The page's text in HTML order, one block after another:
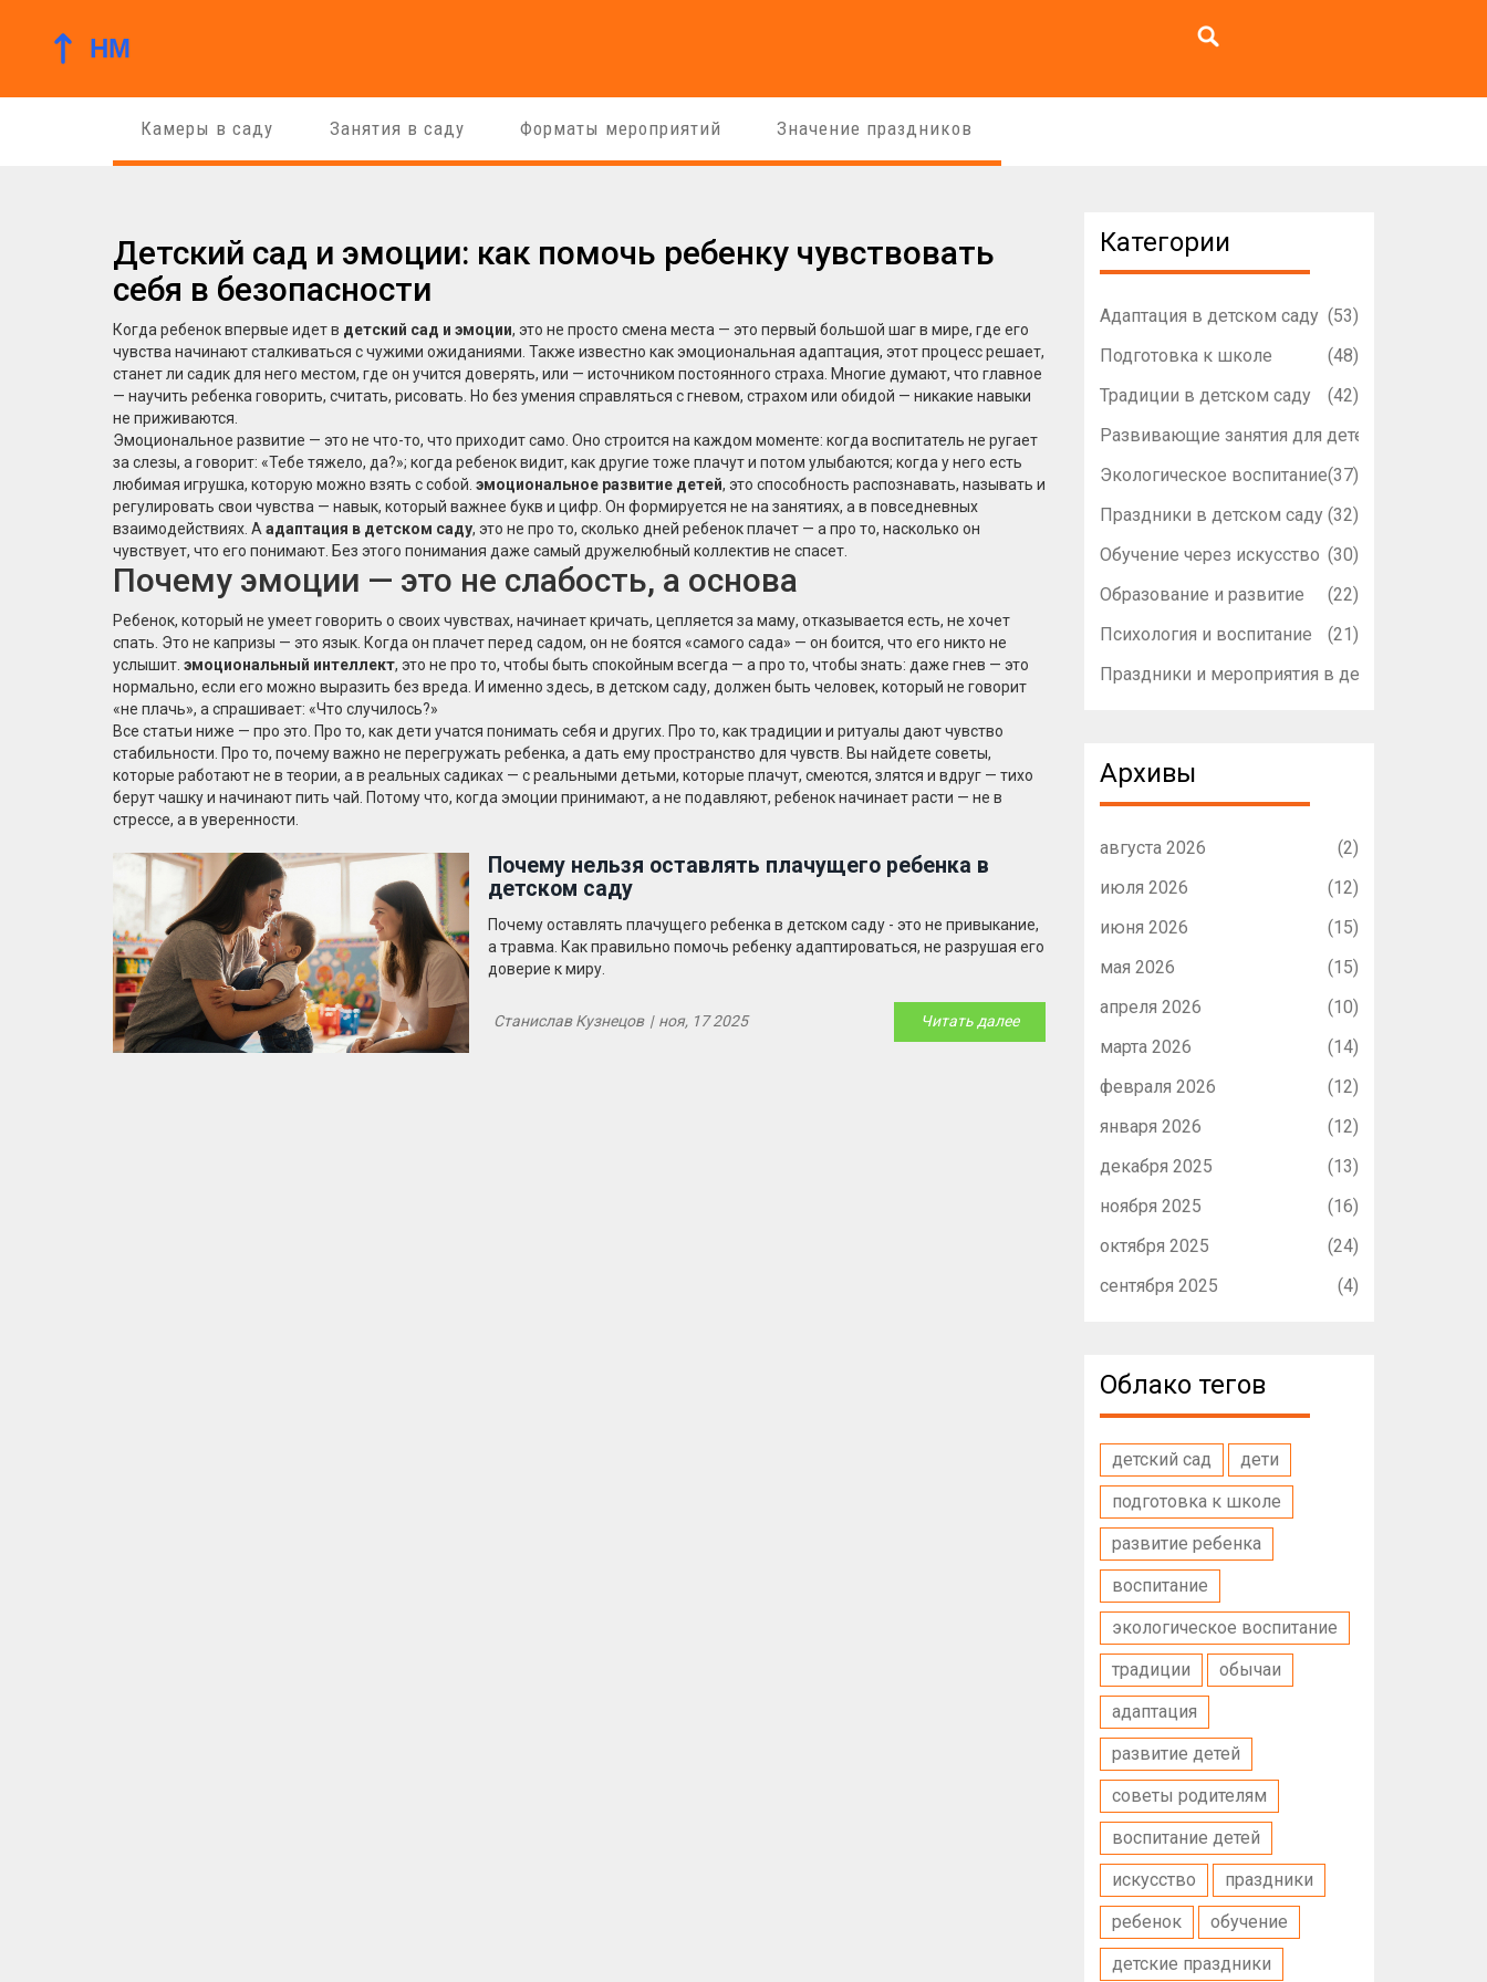
Камеры в саду Занятия в саду Форматы мероприятий Значение праздников
Детский сад и эмоции: как помочь ребенку чувствовать
себя в безопасности
Когда ребенок впервые идет в детский сад и эмоции, это не просто смена места — это первый большой шаг в мире, где его
чувства начинают сталкиваться с чужими ожиданиями . Также известно какэмоциональная адаптация, этот процесс решает,
станет ли садик для него местом, где он учится доверять, или — источником постоянного страха . Многие думают, что главное
— научить ребенка говорить, считать, рисовать. Но без умения справляться с гневом, страхом или обидой — никакие навыки
не приживаются.
Эмоциональное развитие — это не что-то, что приходит само. Оно строится на каждом моменте: когда воспитатель не ругает
за слезы, а говорит: «Тебе тяжело, да?»; когда ребенок видит, как другие тоже плачут и потом улыбаются; когда у него есть
любимая игрушка, которую можно взять с собой. эмоциональное развитие детей, это способность распознавать, называть и
регулировать свои чувства — навык, который важнее букв и цифр . Он формируется не на занятиях, а в повседневных
взаимодействиях . А адаптация в детском саду, это не про то, сколько дней ребенок плачет — а про то, насколько он
чувствует, что его понимают . Без этого понимания даже самый дружелюбный коллектив не спасет
Почему эмоции — это не слабость, а основа
Ребенок, который не умеет говорить о своих чувствах, начинает кричать, цепляется за маму, отказывается есть, не хочет
спать. Это не капризы — это язык. Когда он плачет перед садом, он не боятся «самого сада» — он боится, что его никто не
услышит. эмоциональный интеллект, это не про то, чтобы быть спокойным всегда — а про то, чтобы знать: даже гнев — это
нормально, если его можно выразить без вреда . И именно здесь, в детском саду, должен быть человек, который не говорит
«не плачь», а спрашивает: «Что случилось?»
Все статьи ниже — про это. Про то, как дети учатся понимать себя и других. Про то, как традиции и ритуалы дают чувство
стабильности. Про то, почему важно не перегружать ребенка, а дать ему пространство для чувств. Вы найдете советы,
которые работают не в теории, а в реальных садиках — с реальными детьми, которые плачут, смеются, злятся и вдруг — тихо
берут чашку и начинают пить чай. Потому что, когда эмоции принимают, а не подавляют, ребенок начинает расти — не в
стрессе, а в уверенности.
Почему нельзя оставлять плачущего ребенка в
детском саду
Почему оставлять плачущего ребенка в детском саду - это не привыкание,
а травма. Как правильно помочь ребенку адаптироваться, не разрушая его
доверие к миру.
Станислав Кузнецов | ноя, 17 2025 Читать далее
Категории
Адаптация в детском саду (53)
Подготовка к школе
(48)
Традиции в детском саду
(42)
Развивающие занятия для детей
Экологическое воспитание(37)
Праздники в детском саду (32)
Обучение через искусство (30)
Образование и развитие
(22)
Психология и воспитание
(21)
Праздники и мероприятия в детском садике
Архивы
августа 2026
(2)
июля 2026
(12)
июня 2026
(15)
мая 2026
(15)
апреля 2026
(10)
марта 2026
(14)
февраля 2026
(12)
января 2026
(12)
декабря 2025
(13)
ноября 2025
(16)
октября 2025
(24)
сентября 2025
(4)
Облако тегов
детский сад
дети
подготовка к школе
развитие ребенка
воспитание
экологическое воспитание
традиции
обычаи
адаптация
развитие детей
советы родителям
воспитание детей
искусство
праздники
ребенок
обучение
детские праздники